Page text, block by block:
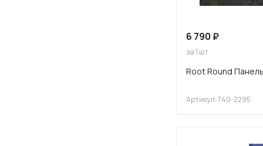
6 790 ₽
за 1 шт
Root Round
Артикул: 740-2295